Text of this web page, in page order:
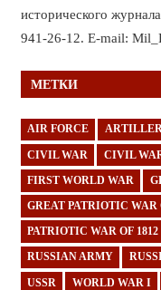
исторического
941-26-12. E-mail:
МЕТКИ
AIR FORCE
CIVIL WAR CIVIL
FIRST WORLD WAR
GREAT PATRIOTIC WAR
PATRIOTIC WAR OF 1812
RUSSIAN ARMY
USSR WORLD WAR I